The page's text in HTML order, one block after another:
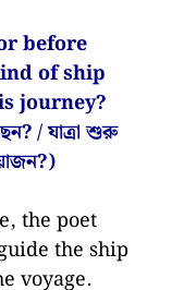
before
of ship
journey?
/ যাত্রা শুরু
the poet
the ship
voyage.